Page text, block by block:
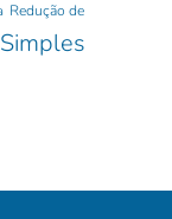
Redução de
Simples